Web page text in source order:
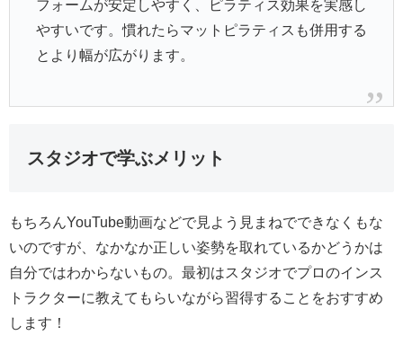
フォームが安定しやすく、ピラティス効果を実感し
やすいです。慣れたらマットピラティスも併用する
とより幅が広がります。
スタジオで学ぶメリット
もちろんYouTube動画などで見よう見まねでできなくもな
いのですが、なかなか正しい姿勢を取れているかどうかは
自分ではわからないもの。最初はスタジオでプロのインス
トラクターに教えてもらいながら習得することをおすすめ
します！